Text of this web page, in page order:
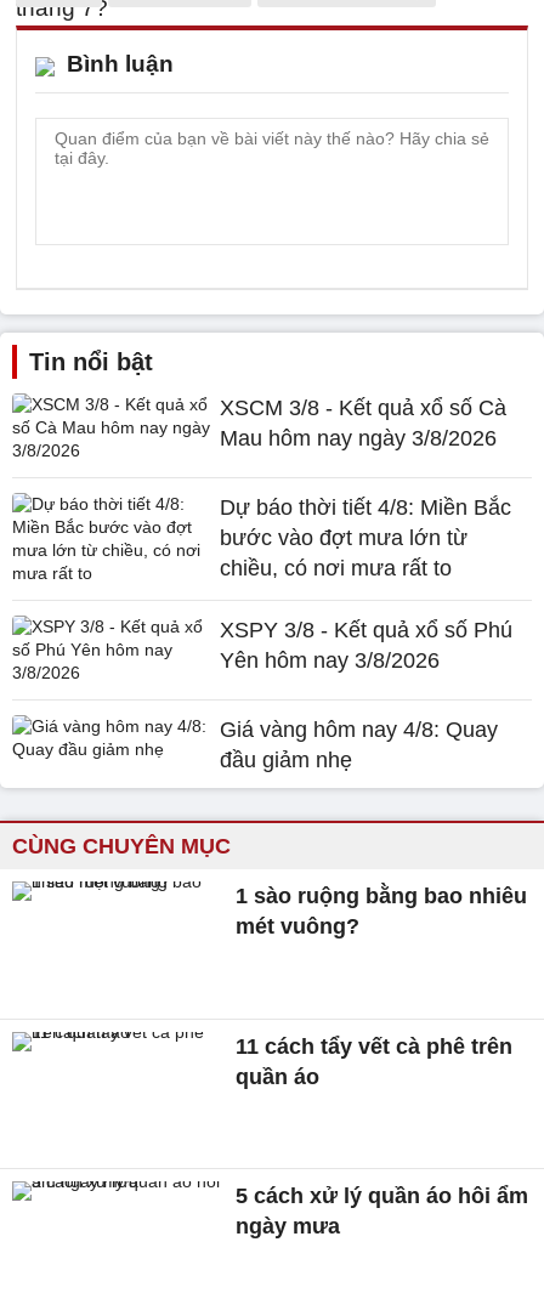
Bình luận
Tin nổi bật
XSCM 3/8 - Kết quả xổ số Cà
Mau hôm nay ngày 3/8/2026
Dự báo thời tiết 4/8: Miền Bắc
bước vào đợt mưa lớn từ
chiều, có nơi mưa rất to
XSPY 3/8 - Kết quả xổ số Phú
Yên hôm nay 3/8/2026
Giá vàng hôm nay 4/8: Quay
đầu giảm nhẹ
CÙNG CHUYÊN MỤC
1 sào ruộng bằng bao nhiêu
mét vuông?
11 cách tẩy vết cà phê trên
quần áo
5 cách xử lý quần áo hôi ẩm
ngày mưa